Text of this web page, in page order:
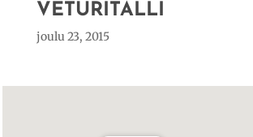
VETURITALLI
joulu 23, 2015